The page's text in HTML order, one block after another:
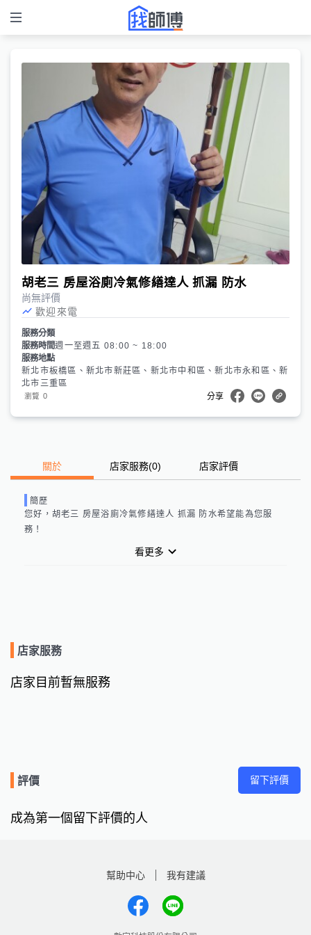
胡老三 房屋浴廁冷氣修繕達人 抓漏 防水
尚無評價
歡迎來電
服務分類
服務時間週一至週五 08:00 ~ 18:00
服務地點
新北市板橋區、新北市新莊區、新北市中和區、新北市永和區、新
北市三重區
瀏覽 0 分享
關於 店家服務(0) 店家評價
簡歷
您好， 胡老三 房屋浴廁冷氣修繕達人 抓漏 防水希望能為您服
務！
看更多
店家服務
店家目前暫無服務
評價 留下評價
成為第一個留下評價的人
幫助中心 我有建議